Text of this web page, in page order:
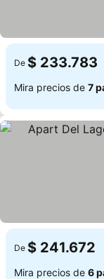
De $ 233.783
Mira precios de 7
De $ 241.672
Mira precios de 6